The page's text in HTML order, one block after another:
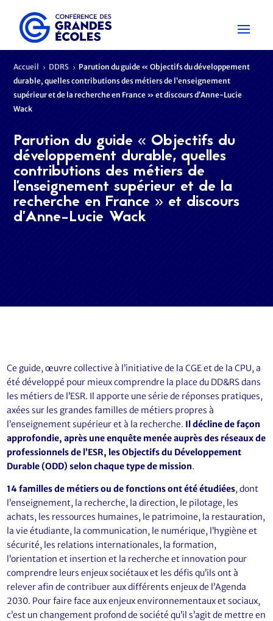
Accueil 5 DDRS 5 Parution du guide « Objectifs du développement
durable, quelles contributions des métiers de l’enseignement
supérieur et de la recherche en France » et discours d’Anne-Lucie
Wack
Parution du guide « Objectifs du
développement durable, quelles
contributions des métiers de
l’enseignement supérieur et de la
recherche en France » et discours
d’Anne-Lucie Wack
Ce guide, œuvre collective à l’initiative de la CGE et de la CPU, a
été développé pour mieux comprendre la place du DD&RS dans
les métiers de l’ESR. Il apporte une série de réponses pratiques,
axées sur les grandes familles de métiers propres à
l’enseignement supérieur et à la recherche. Il décline de façon
approfondie, après une enquête menée auprès des réseaux de
professionnels de l’ESR, les Objectifs du Développement
Durable (ODD) selon chaque type de mission.
14 familles de métiers ou de fonctions ont été étudiées, dont
l’enseignement, la recherche, la direction, le pilotage, les
achats, les ressources humaines, le patrimoine, la restauration,
la vie étudiante, la communication, le numérique, l’hygiène et
sécurité, les relations internationales, la formation,
l’orientation et insertion et la recherche et innovation pour
comprendre leurs enjeux sociétaux et les défis qu’ils ont à
relever afin de contribuer aux différents enjeux de l’Agenda
2030. Pour faire face aux enjeux environnementaux et sociaux,
c’est un changement profond de société qu’il s’agit de mettre en